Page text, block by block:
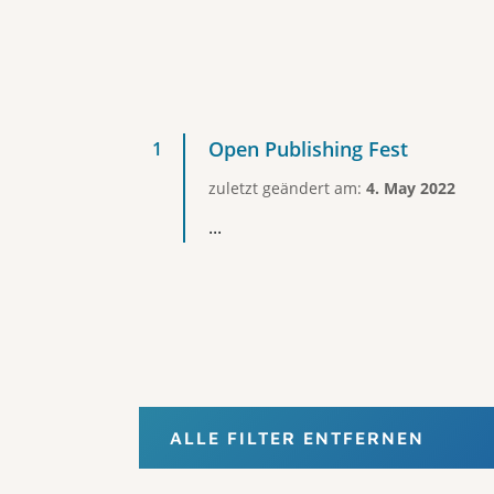
Open Publishing Fest
zuletzt geändert am: 4. May 2022
...
ALLE FILTER ENTFERNEN